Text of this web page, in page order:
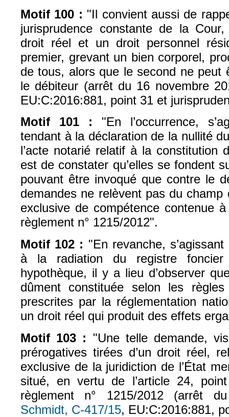
Motif 100 : "Il convient aussi de
jurisprudence constante de la
droit réel et un droit personnel
premier, grevant un bien corporel,
de tous, alors que le second ne peut
le débiteur (arrêt du 16 novembre
EU:C:2016:881, point 31 et
Motif 101 : "En l’occurrence,
tendant à la déclaration de la nullité
l’acte notarié relatif à la constitution
est de constater qu’elles se fondent
pouvant être invoqué que contre le
demandes ne relèvent pas du champ
exclusive de compétence contenue
règlement n° 1215/2012".
Motif 102 : "En revanche,
à la radiation du registre foncier
hypothèque, il y a lieu d’observer
dûment constituée selon les
prescrites par la réglementation
un droit réel qui produit des effets
Motif 103 : "Une telle demande,
prérogatives tirées d’un droit réel,
exclusive de la juridiction de l’État
situé, en vertu de l’article 24,
règlement n° 1215/2012 (arrêt
Schmidt, C‑417/15, EU:C:2016:881,